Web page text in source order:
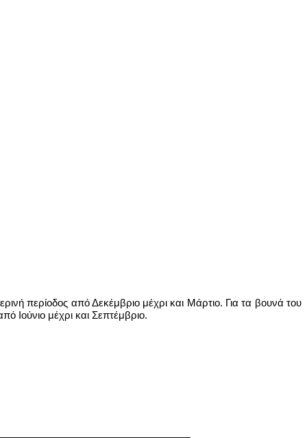
περίοδος από Δεκέμβριο μέχρι και Μάρτιο. Για τα βουνά του
Ιούνιο μέχρι και Σεπτέμβριο.